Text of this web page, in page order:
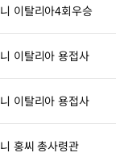
이탈리아4회우승
이탈리아 용접사
이탈리아 용접사
홍씨 총사령관